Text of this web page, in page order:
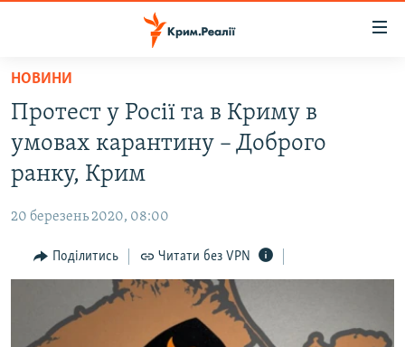
Перейти
основного
матеріалу
Перейти
до
основної
навігації
Перейти
до
ВОДА.КРИМ
ВІДЕО ТА ФОТО
БЛОГИ
ПОГЛЯД
ВСЕ ЗА ДЕНЬ
НОВИНИ
Протест у Росії та в Криму в
умовах карантину – Доброго
ранку, Крим
20 березень 2020, 08:00
Поділитись Читати без VPN